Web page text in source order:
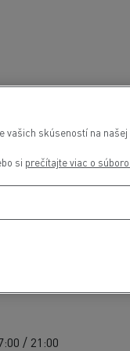
/ 21:00
vašich skúseností na
si prečítajte viac o